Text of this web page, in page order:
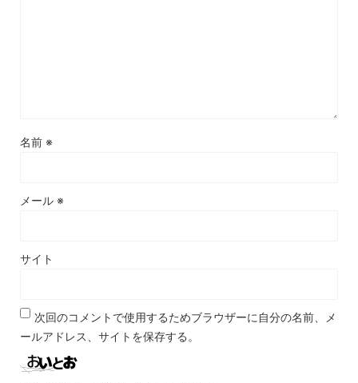
名前 ※
メール ※
サイト
次回のコメントで使用するためブラウザーに自分の名前、メ
ールアドレス、サイトを保存する。